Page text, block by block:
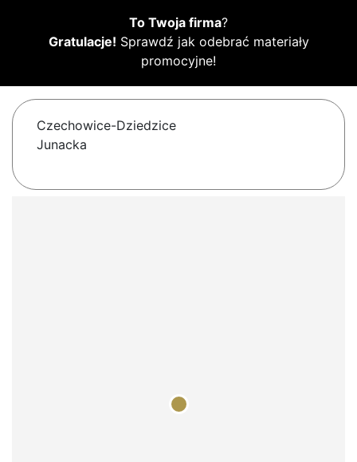
To Twoja firma?
Gratulacje! Sprawdź jak odebrać materiały
promocyjne!
Czechowice-Dziedzice
Junacka